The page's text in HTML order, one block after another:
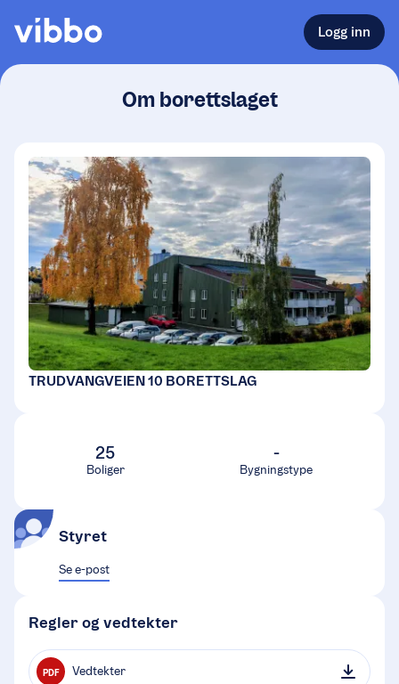
Logg inn
Om borettslaget
TRUDVANGVEIEN 10 BORETTSLAG
25
Boliger
-
Bygningstype
Styret
Se e-post
Regler og vedtekter
PDF Vedtekter